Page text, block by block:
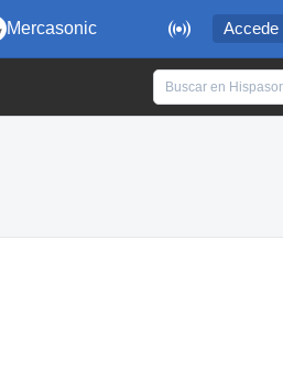
 Accede
Mercasonic